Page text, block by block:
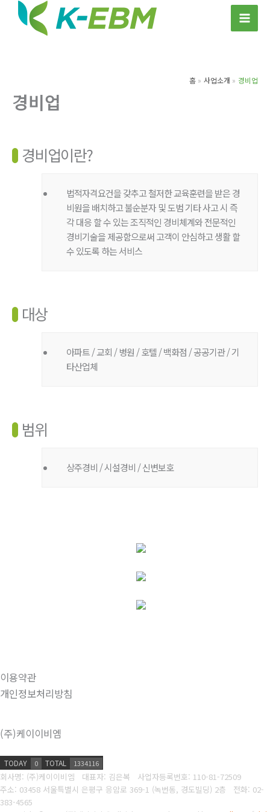
홈 사업소개 경비업
경비업
경비업이란?
법적자격요건을 갖추고 철저한 교육훈련을 받은 경
비원을 배치하고 불순분자 및 도범 기타 사고 시 즉
각 대응 할 수 있는 조직적인 경비체계와 전문적인
경비기술을 제공함으로써 고객이 안심하고 생활 할
수 있도록 하는 서비스
대상
아파트 / 교회 / 병원 / 호텔 / 백화점 / 공공기관 / 기
타산업체
범위
상주경비 / 시설경비 / 신변보호
이용약관
개인정보처리방침
(주)케이이비엠
TODAY 0 TOTAL 1334116
회사명: (주)케이이비엠 대표자: 김은복 사업자등록번호: 110-81-72509
주소: 03458 서울특별시 은평구 응암로 369-1 (녹번동, 경도빌딩) 2층 전화: 02-
383-4565